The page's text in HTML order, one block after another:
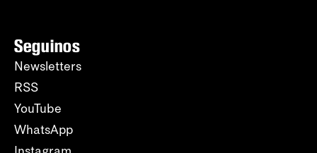
Seguinos
Newsletters
RSS
YouTube
WhatsApp